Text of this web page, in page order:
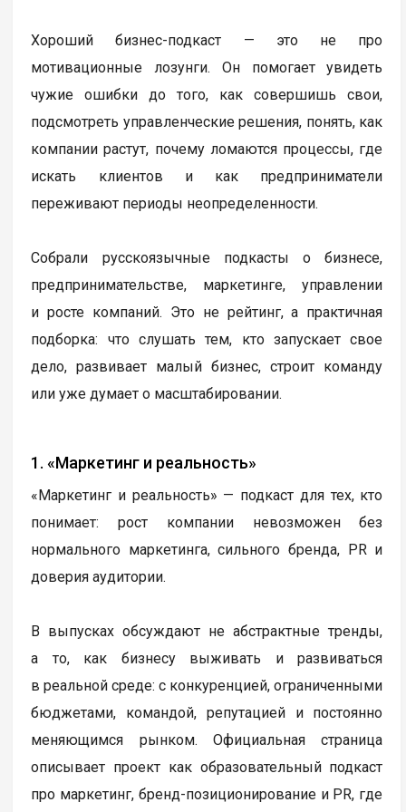
Хороший бизнес-подкаст — это не про
мотивационные лозунги. Он помогает увидеть
чужие ошибки до того, как совершишь свои,
подсмотреть управленческие решения, понять, как
компании растут, почему ломаются процессы, где
искать клиентов и как предприниматели
переживают периоды неопределенности.
Собрали русскоязычные подкасты о бизнесе,
предпринимательстве, маркетинге, управлении
и росте компаний. Это не рейтинг, а практичная
подборка: что слушать тем, кто запускает свое
дело, развивает малый бизнес, строит команду
или уже думает о масштабировании.
1. «Маркетинг и реальность»
«Маркетинг и реальность» — подкаст для тех, кто
понимает: рост компании невозможен без
нормального маркетинга, сильного бренда, PR и
доверия аудитории.
В выпусках обсуждают не абстрактные тренды,
а то, как бизнесу выживать и развиваться
в реальной среде: с конкуренцией, ограниченными
бюджетами, командой, репутацией и постоянно
меняющимся рынком. Официальная страница
описывает проект как образовательный подкаст
про маркетинг, бренд-позиционирование и PR, где